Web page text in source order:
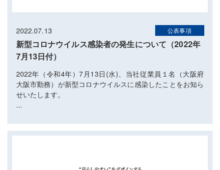
2022.07.13 公表事項
新型コロナウイルス感染者の発生について（2022年
7月13日付）
2022年（令和4年）7月13日(水)、当社従業員１名（大阪府
大阪市勤務）が新型コロナウイルスに感染したことをお知ら
せいたします。
...